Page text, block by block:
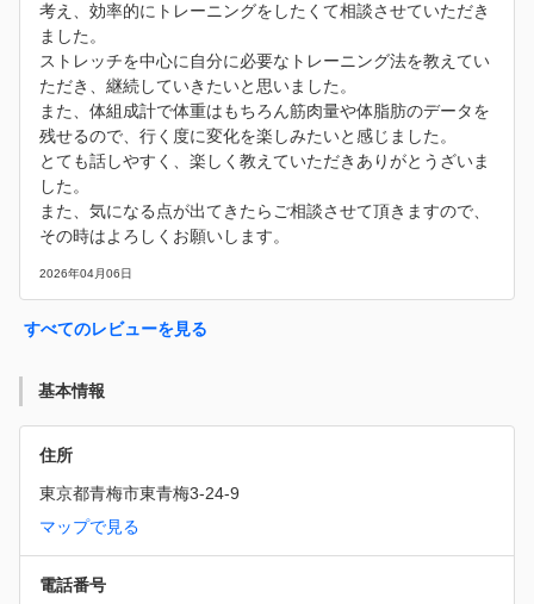
考え、効率的にトレーニングをしたくて相談させていただき
ました。
ストレッチを中心に自分に必要なトレーニング法を教えてい
ただき、継続していきたいと思いました。
また、体組成計で体重はもちろん筋肉量や体脂肪のデータを
残せるので、行く度に変化を楽しみたいと感じました。
とても話しやすく、楽しく教えていただきありがとうざいま
した。
また、気になる点が出てきたらご相談させて頂きますので、
その時はよろしくお願いします。
2026年04月06日
すべてのレビューを見る
基本情報
住所
東京都青梅市東青梅3-24-9
マップで見る
電話番号